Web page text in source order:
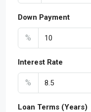
Down Payment
%
Interest Rate
%
Loan Terms (Years)